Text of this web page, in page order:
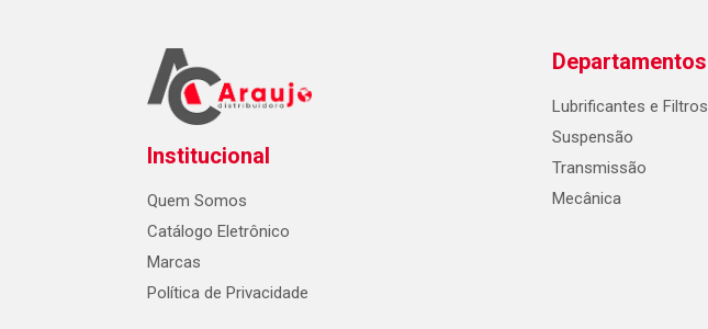
Institucional
Quem Somos
Catálogo Eletrônico
Marcas
Política de Privacidade
Departamentos
Lubrificantes e Filtros
Suspensão
Transmissão
Mecânica